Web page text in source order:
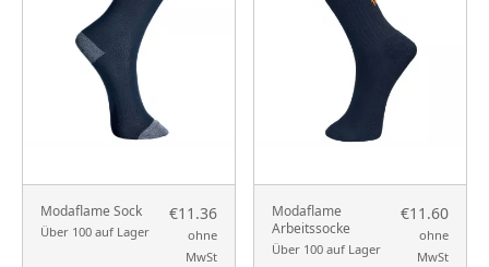
Modaflame Sock
Über 100 auf Lager
€11.36
ohne
MwSt
Modaflame
Arbeitssocke
Über 100 auf Lager
€11.60
ohne
MwSt